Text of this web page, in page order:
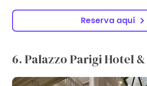
Reserva aquí
6. Palazzo Parigi Hotel